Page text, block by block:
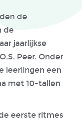
de
de
jaarlijkse
Peer. Onder
leerlingen een
met 10-tallen
eerste ritmes